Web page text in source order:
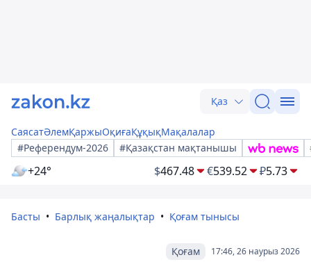
Қаз
СаясатӘлемҚаржыОқиғаҚұқықМақалалар
#Референдум-2026
#Қазақстан мақтанышы
+24° $467.48 €539.52 ₽5.73
Басты Барлық жаңалықтар Қоғам тынысы
17:46, 26 наурыз 2026
Қоғам